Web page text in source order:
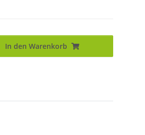
In den Warenkorb